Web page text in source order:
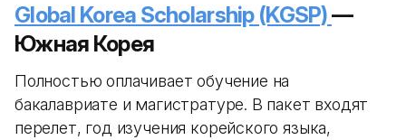
Global Korea Scholarship (KGSP)—
Южная Корея
Полностью оплачивает обучение на
бакалавриате и магистратуре. В пакет входят
перелет, год изучения корейского языка,